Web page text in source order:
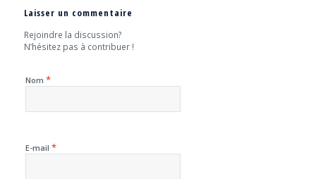
Laisser un commentaire
Rejoindre la discussion?
N’hésitez pas à contribuer !
Nom *
E-mail *